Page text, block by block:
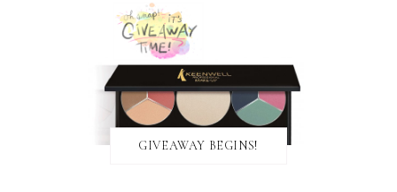
GIVEAWAY BEGINS!